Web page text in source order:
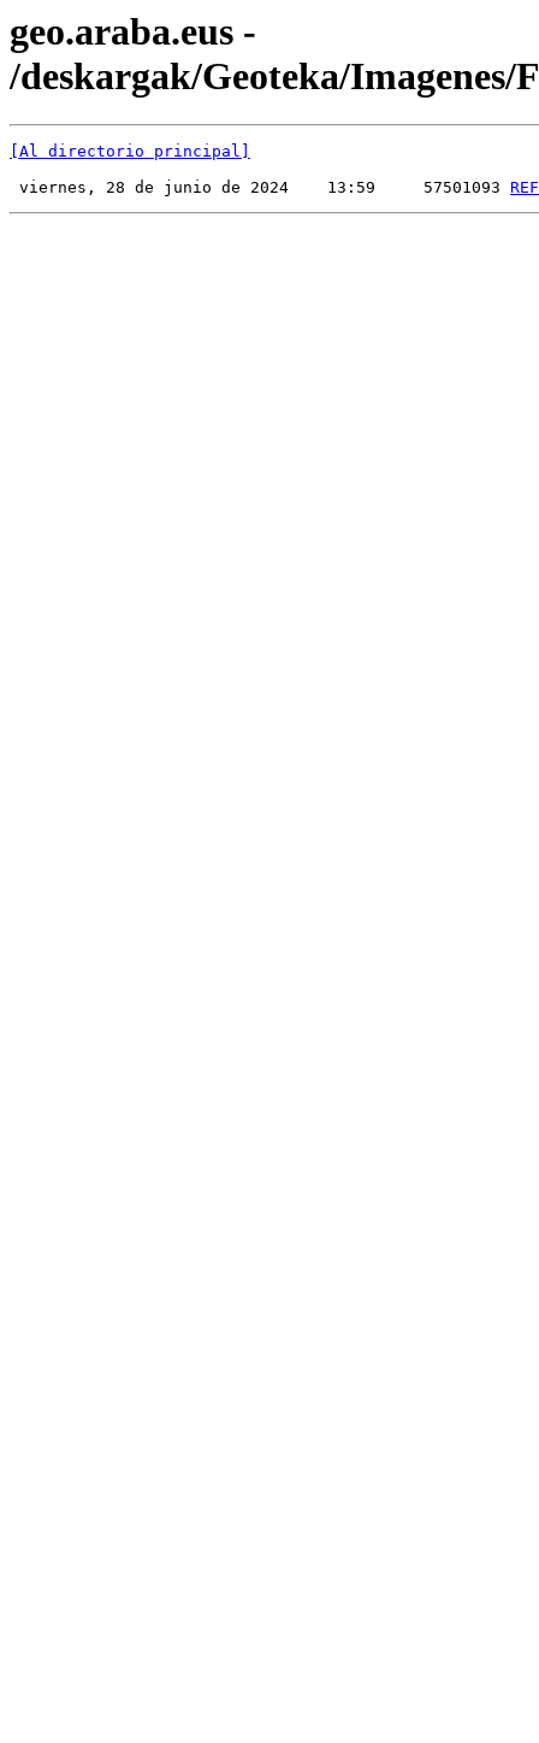
geo.araba.eus -
/deskargak/Geoteka/Imagenes/
[Al directorio principal]
viernes, 28 de junio de 2024    13:59     57501093